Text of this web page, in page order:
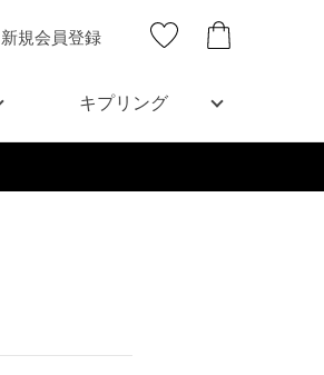
新規会員登録
キプリング